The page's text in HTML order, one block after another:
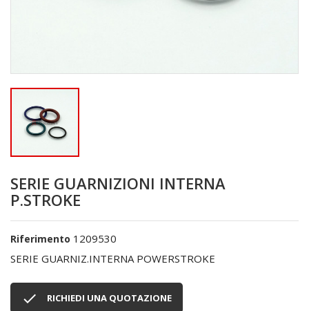
SERIE GUARNIZIONI INTERNA
P.STROKE
Riferimento 1209530
SERIE GUARNIZ.INTERNA POWERSTROKE
 RICHIEDI UNA QUOTAZIONE